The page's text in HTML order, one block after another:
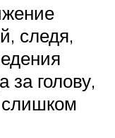
следя,
за голову,
слишком